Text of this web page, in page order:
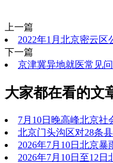
上一篇
2022年1月北京密云区
下一篇
京津冀异地就医常见
大家都在看的文
7月10日晚高峰北京社
北京门头沟区对28条
2026年7月10日北京
2026年7月10日至12